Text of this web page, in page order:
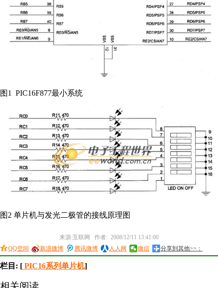
图1 PIC16F877最小系统
图2 单片机与发光二极管的接线原理图
来源:互联网 作者: 2008/12/11 13:41:00
QQ空间
新浪微博 腾讯微博 人人网 微信 分享到其他>>：
栏目: [ PIC16系列单片机]
相关阅读